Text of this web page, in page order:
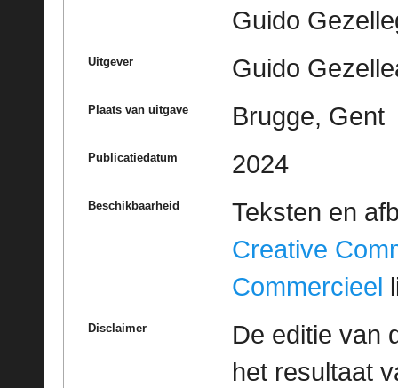
Guido
Uitgever Guido
Plaats van uitgave Brugge, Gent
Publicatiedatum 2024
Beschikbaarheid
Teksten en
Creative
Commercieel
Disclaimer
De editie van
het resultaat